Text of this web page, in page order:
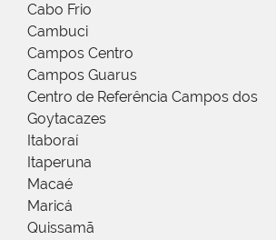
Cabo Frio
Cambuci
Campos Centro
Campos Guarus
Centro de Referência Campos dos
Goytacazes
Itaboraí
Itaperuna
Macaé
Maricá
Quissamã